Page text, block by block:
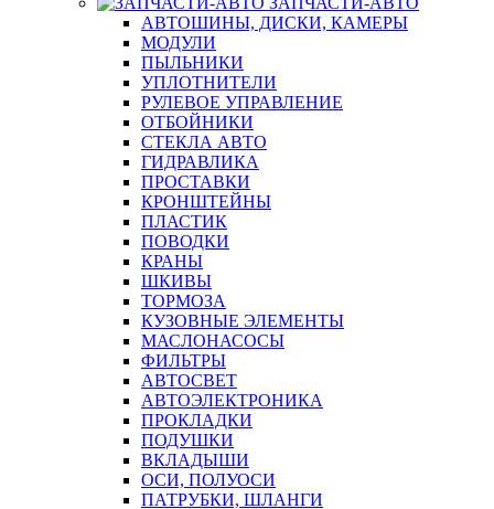
АВТОШИНЫ, ДИСКИ, КАМЕРЫ
МОДУЛИ
ПЫЛЬНИКИ
УПЛОТНИТЕЛИ
РУЛЕВОЕ УПРАВЛЕНИЕ
ОТБОЙНИКИ
СТЕКЛА АВТО
ГИДРАВЛИКА
ПРОСТАВКИ
КРОНШТЕЙНЫ
ПЛАСТИК
ПОВОДКИ
КРАНЫ
ШКИВЫ
ТОРМОЗА
КУЗОВНЫЕ ЭЛЕМЕНТЫ
МАСЛОНАСОСЫ
ФИЛЬТРЫ
АВТОСВЕТ
АВТОЭЛЕКТРОНИКА
ПРОКЛАДКИ
ПОДУШКИ
ВКЛАДЫШИ
ОСИ, ПОЛУОСИ
ПАТРУБКИ, ШЛАНГИ